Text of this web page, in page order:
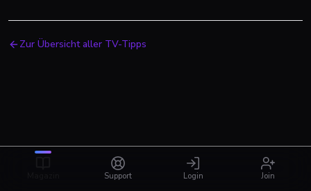
Zur Übersicht aller TV-Tipps
Support Login Join